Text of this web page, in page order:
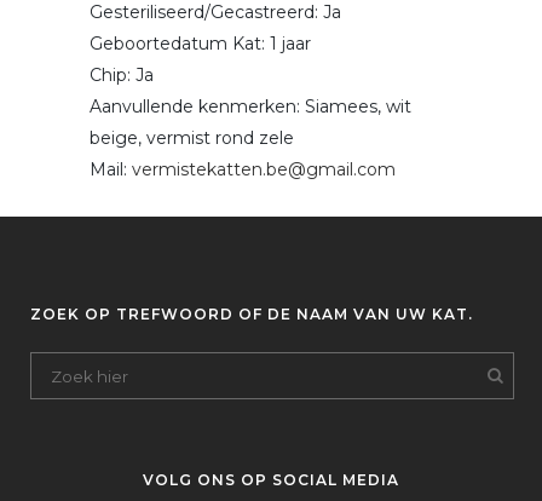
Gesteriliseerd/Gecastreerd: Ja
Geboortedatum Kat: 1 jaar
Chip: Ja
Aanvullende kenmerken: Siamees, wit
beige, vermist rond zele
Mail: vermistekatten.be@gmail.com
ZOEK OP TREFWOORD OF DE NAAM VAN UW KAT.
VOLG ONS OP SOCIAL MEDIA